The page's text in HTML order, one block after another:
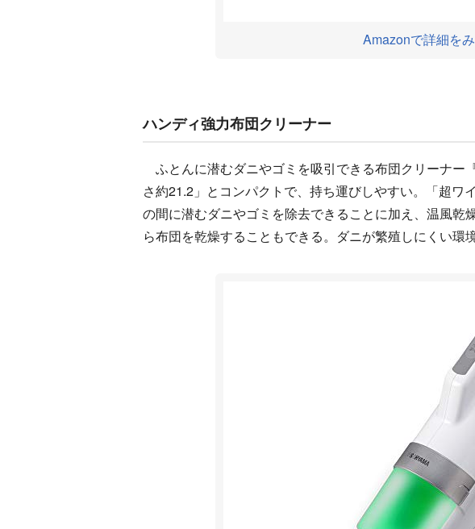
Amazonで詳細を
ハンディ強力布団クリーナー
ふとんに潜むダニやゴミを吸引できる布団クリーナー
さ約21.2」とコンパクトで、持ち運びしやすい。「超ワ
の間に潜むダニやゴミを除去できることに加え、温風乾
ら布団を乾燥することもできる。ダニが繁殖しにくい環